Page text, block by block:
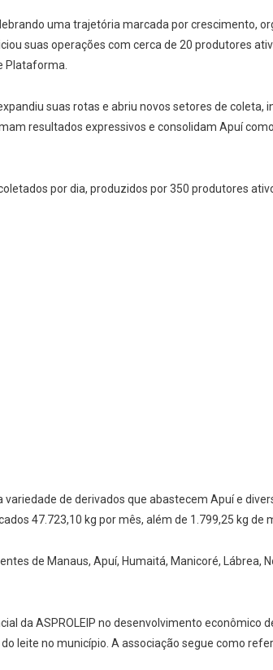
uma trajetória marcada por crescimento,
suas operações com cerca de 20 produtores
Plataforma.
suas rotas e abriu novos setores de coleta,
resultados expressivos e consolidam Apuí
por dia, produzidos por 350 produtores
de derivados que abastecem Apuí e
47.723,10 kg por mês, além de 1.799,25 kg de
de Manaus, Apuí, Humaitá, Manicoré, Lábrea,
da ASPROLEIP no desenvolvimento econômico
leite no município. A associação segue como